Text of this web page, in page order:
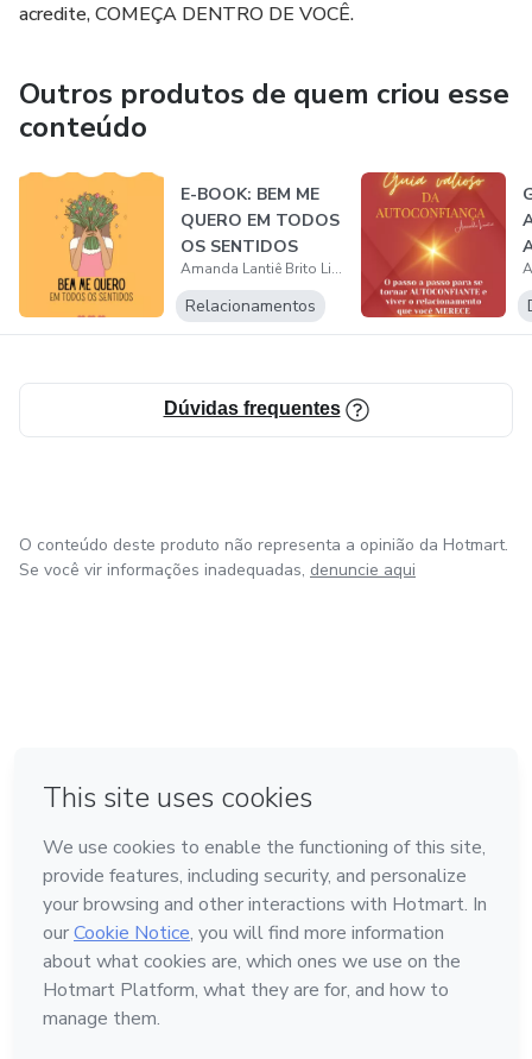
acredite, COMEÇA DENTRO DE VOCÊ.
Outros produtos de quem criou esse
conteúdo
E-BOOK: BEM ME
QUERO EM TODOS
OS SENTIDOS
Amanda Lantiê Brito Lima
Relacionamentos
Dúvidas frequentes
O conteúdo deste produto não representa a opinião da Hotmart.
Se você vir informações inadequadas, denuncie aqui
Feito com ❤ em Bogotá
Conheça a Hotmart
Idioma
Português